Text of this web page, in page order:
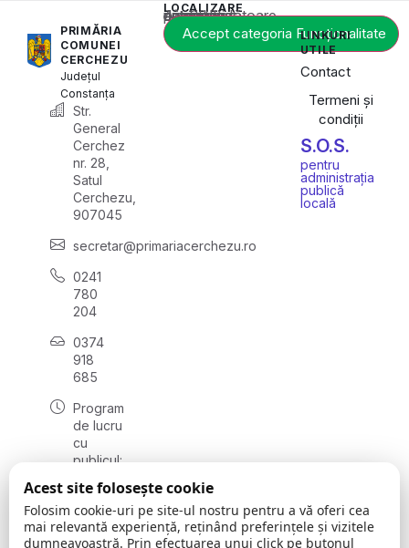
PRIMĂRIA
COMUNEI
CERCHEZU
Județul
Constanța
Str.
General
Cerchez
nr. 28,
Satul
Cerchezu,
907045
secretar@primariacerchezu.ro
0241
780
204
0374
918
685
Program
de lucru
cu
publicul:
08:00 -
16:30
, vineri:
LOCALIZARE
Acest conținut este blocat până când acceptați categoria corespunzătoare de cookie-uri.
Accept categoria Funcționalitate
LINKURI
UTILE
Contact
Termeni și
condiții
S.O.S.
pentru
administrația
publică
locală
Acest site folosește cookie
Folosim cookie-uri pe site-ul nostru pentru a vă oferi cea
mai relevantă experiență, reținând preferințele și vizitele
dumneavoastră. Prin efectuarea unui click pe butonul